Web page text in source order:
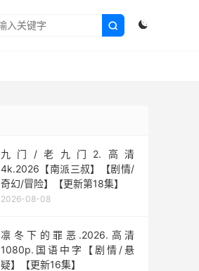


九门/老九门2.高清
4k.2026【南派三叔】【剧情/
奇幻/冒险】【更新第18集】
2026-08-08
凛冬下的罪恶.2026.高清
1080p.国语中字【剧情/悬
疑】【更新16集】